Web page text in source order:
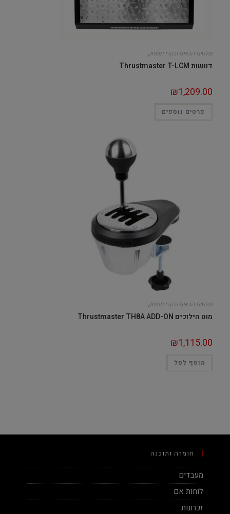
שלטים הגאים ובקרי משחק
דוושות Thrustmaster T-LCM
₪1,209.00
פרטים נוספים
שלטים הגאים ובקרי משחק
מוט הילוכים Thrustmaster TH8A ADD-ON
₪1,115.00
הוסף לסל
חומרה ותוכנה
מעבדים
לוחות אם
זכרונות